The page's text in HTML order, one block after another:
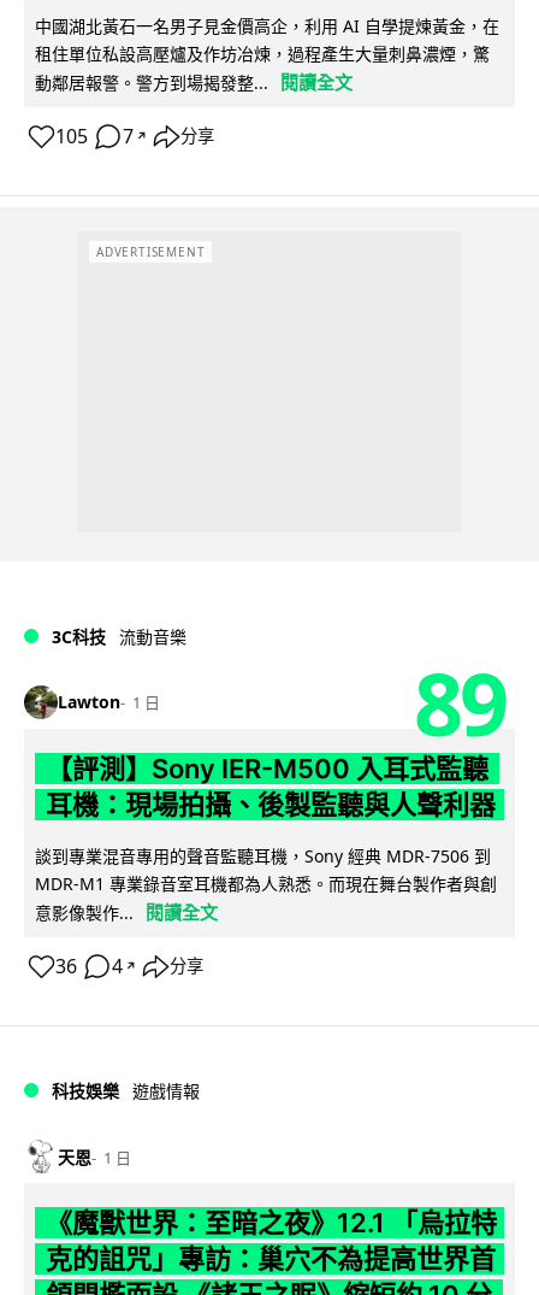
中國湖北黃石一名男子見金價高企，利用 AI 自學提煉黃金，在
租住單位私設高壓爐及作坊冶煉，過程產生大量刺鼻濃煙，驚
動鄰居報警。警方到場揭發整...
閱讀全文
105 7 ↗ 分享
ADVERTISEMENT
3C科技 流動音樂
Lawton 1 日 89
【評測】Sony IER-M500 入耳式監聽
耳機：現場拍攝、後製監聽與人聲利器
談到專業混音專用的聲音監聽耳機，Sony 經典 MDR-7506 到
MDR-M1 專業錄音室耳機都為人熟悉。而現在舞台製作者與創
意影像製作...
閱讀全文
36 4 ↗ 分享
科技娛樂 遊戲情報
天恩 1 日
《魔獸世界：至暗之夜》12.1 「烏拉特
克的詛咒」專訪：巢穴不為提高世界首